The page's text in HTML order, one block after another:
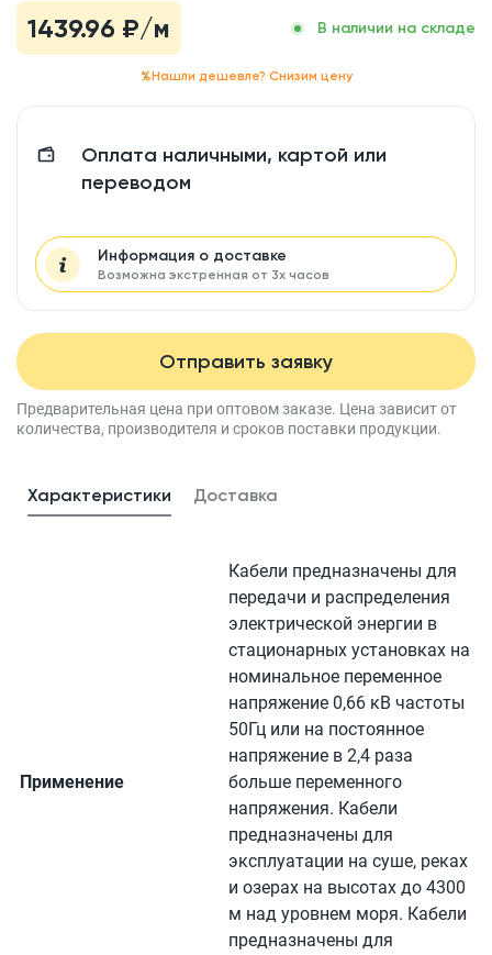
1439.96 ₽/м В наличии на складе
Нашли дешевле? Снизим цену
Отправить заявку
Предварительная цена при оптовом заказе. Цена зависит от
количества, производителя и сроков поставки продукции.
Оплата наличными, картой или
переводом
Информация о доставке
Возможна экстренная от 3х часов
Характеристики Доставка
Применение
Кабели предназначены для
передачи и распределения
электрической энергии в
стационарных установках на
номинальное переменное
напряжение 0,66 кВ частоты
50Гц или на постоянное
напряжение в 2,4 раза
больше переменного
напряжения. Кабели
предназначены для
эксплуатации на суше, реках
и озерах на высотах до 4300
м над уровнем моря. Кабели
предназначены для